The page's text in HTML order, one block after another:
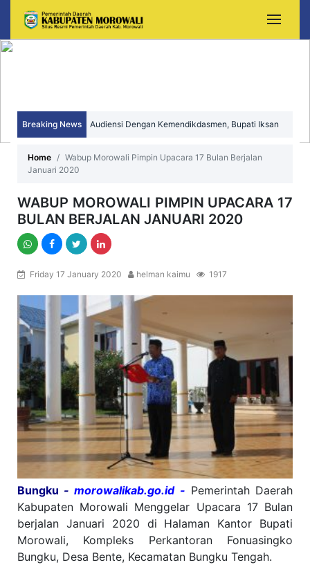
Breaking News
HUT ke-15 Kecamatan Bungku Timur
Perjuangkan Peningkatan Mutu dan Pemerataan
Pendidikan Morowali
Home
Wabup Morowali Pimpin Upacara 17 Bulan Berjalan
Januari 2020
WABUP MOROWALI PIMPIN UPACARA 17
BULAN BERJALAN JANUARI 2020
Friday 17 January 2020 helman kaimu 1917
Bungku - morowalikab.go.id - Pemerintah Daerah
Kabupaten Morowali Menggelar Upacara 17 Bulan
berjalan Januari 2020 di Halaman Kantor Bupati
Morowali, Kompleks Perkantoran Fonuasingko
Bungku, Desa Bente, Kecamatan Bungku Tengah.